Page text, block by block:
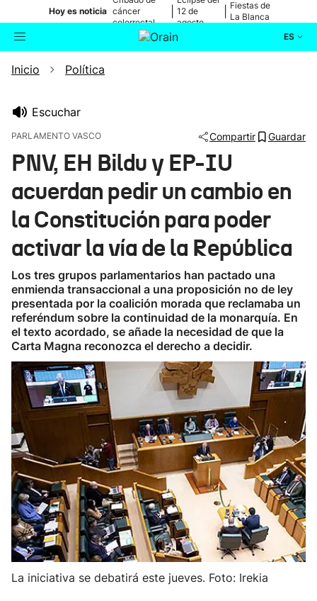
Hoy es noticia cáncer
colorrectal
12 de
agosto
Fiestas de
La Blanca
ES
Buscador
Ikusmiran
Eguraldia
Inicio Política
Escuchar
PARLAMENTO VASCO Compartir Guardar
PNV, EH Bildu y EP-IU
acuerdan pedir un cambio en
la Constitución para poder
activar la vía de la República
Los tres grupos parlamentarios han pactado una
enmienda transaccional a una proposición no de ley
presentada por la coalición morada que reclamaba un
referéndum sobre la continuidad de la monarquía. En
el texto acordado, se añade la necesidad de que la
Carta Magna reconozca el derecho a decidir.
La iniciativa se debatirá este jueves. Foto: Irekia